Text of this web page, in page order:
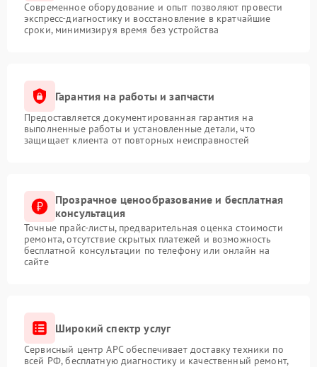
Современное оборудование и опыт позволяют провести
экспресс-диагностику и восстановление в кратчайшие
сроки, минимизируя время без устройства
Гарантия на работы и запчасти
Предоставляется документированная гарантия на
выполненные работы и установленные детали, что
защищает клиента от повторных неисправностей
Прозрачное ценообразование и бесплатная
консультация
Точные прайс-листы, предварительная оценка стоимости
ремонта, отсутствие скрытых платежей и возможность
бесплатной консультации по телефону или онлайн на
сайте
Широкий спектр услуг
Сервисный центр APC обеспечивает доставку техники по
всей РФ, бесплатную диагностику и качественный ремонт,